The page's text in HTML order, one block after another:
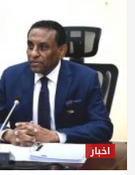
اخبار